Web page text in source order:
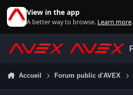
View in the app
A better way to browse. Learn more.
Accueil Forum public d'AVEX